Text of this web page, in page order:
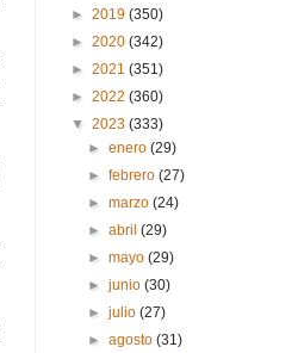
► 2019 (350)
► 2020 (342)
► 2021 (351)
► 2022 (360)
▼ 2023 (333)
►enero(29)
►febrero(27)
►marzo(24)
►abril(29)
►mayo(29)
►junio(30)
►julio(27)
►agosto(31)